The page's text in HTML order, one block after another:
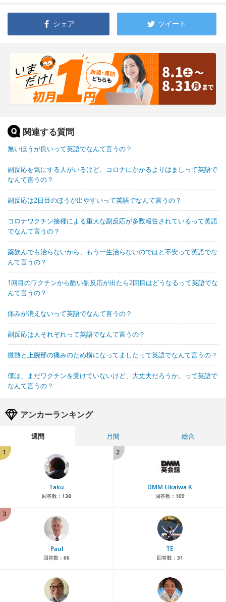
シェア ツイート
関連する質問
無いほうが良いって英語でなんて言うの？
副反応を気にする人がいるけど、コロナにかかるよりはましって英語で
なんて言うの？
副反応は2日目のほうが出やすいって英語でなんて言うの？
コロナワクチン接種による重大な副反応が多数報告されているって英語
でなんて言うの？
薬飲んでも治らないから、もう一生治らないのではと不安って英語でな
んて言うの？
1回目のワクチンから酷い副反応が出たら2回目はどうなるって英語でな
んて言うの？
痛みが消えないって英語でなんて言うの？
副反応は人それぞれって英語でなんて言うの？
微熱と上腕部の痛みのため横になってましたって英語でなんて言うの？
僕は、まだワクチンを受けていないけど、大丈夫だろうか。って英語で
なんて言うの？
アンカーランキング
週間 月間
総合
1
Taku
回答数： 138
2
DMM Eikaiwa K
回答数： 109
3
Paul
回答数： 66
TE
回答数： 31